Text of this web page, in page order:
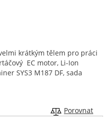
krátkým tělem pro práci
EC motor, Li-Ion
SYS3 M187 DF, sada
Porovnat